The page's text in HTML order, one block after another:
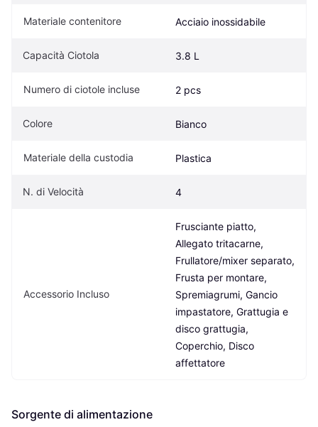
Materiale contenitore Acciaio inossidabile
Capacità Ciotola 3.8 L
Numero di ciotole incluse 2 pcs
Colore Bianco
Materiale della custodia Plastica
N. di Velocità 4
Accessorio Incluso
Frusciante piatto,
Allegato tritacarne,
Frullatore/mixer separato,
Frusta per montare,
Spremiagrumi, Gancio
impastatore, Grattugia e
disco grattugia,
Coperchio, Disco
affettatore
Sorgente di alimentazione